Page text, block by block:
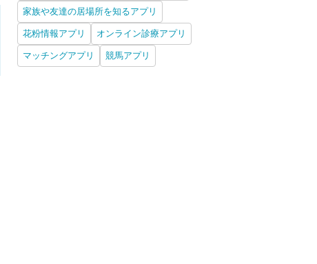
家族や友達の居場所を知るアプリ
花粉情報アプリ オンライン診療アプリ
マッチングアプリ 競馬アプリ